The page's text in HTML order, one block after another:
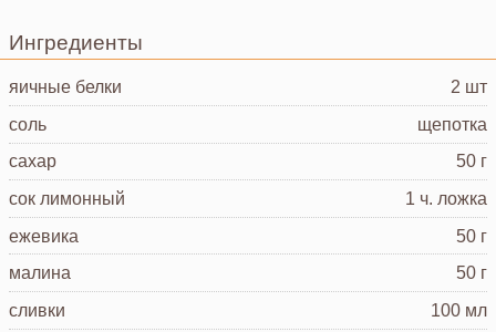
Ингредиенты
яичные белки
2 шт
соль
щепотка
сахар
50 г
сок лимонный
1 ч. ложка
ежевика
50 г
малина
50 г
сливки
100 мл